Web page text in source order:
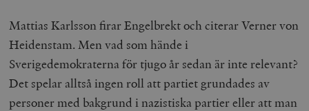
Mattias Karlsson firar Engelbrekt och citerar Verner von
Heidenstam. Men vad som hände i
Sverigedemokraterna för tjugo år sedan är inte relevant?
Det spelar alltså ingen roll att partiet grundades av
personer med bakgrund i nazistiska partier eller att man